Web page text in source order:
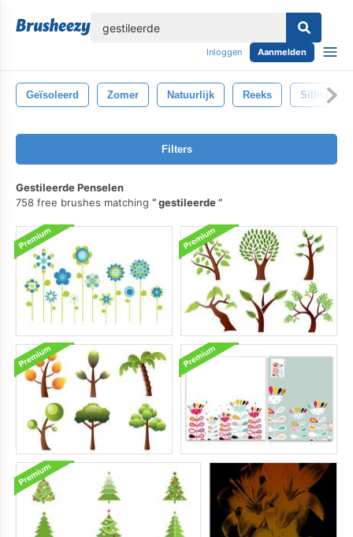
Inloggen Aanmelden
Geïsoleerd Zomer Natuurlijk Reeks Silhouet
Filters
Gestileerde Penselen
758 free brushes matching
gestileerde